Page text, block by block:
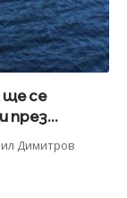
ще се
през...
Димитров